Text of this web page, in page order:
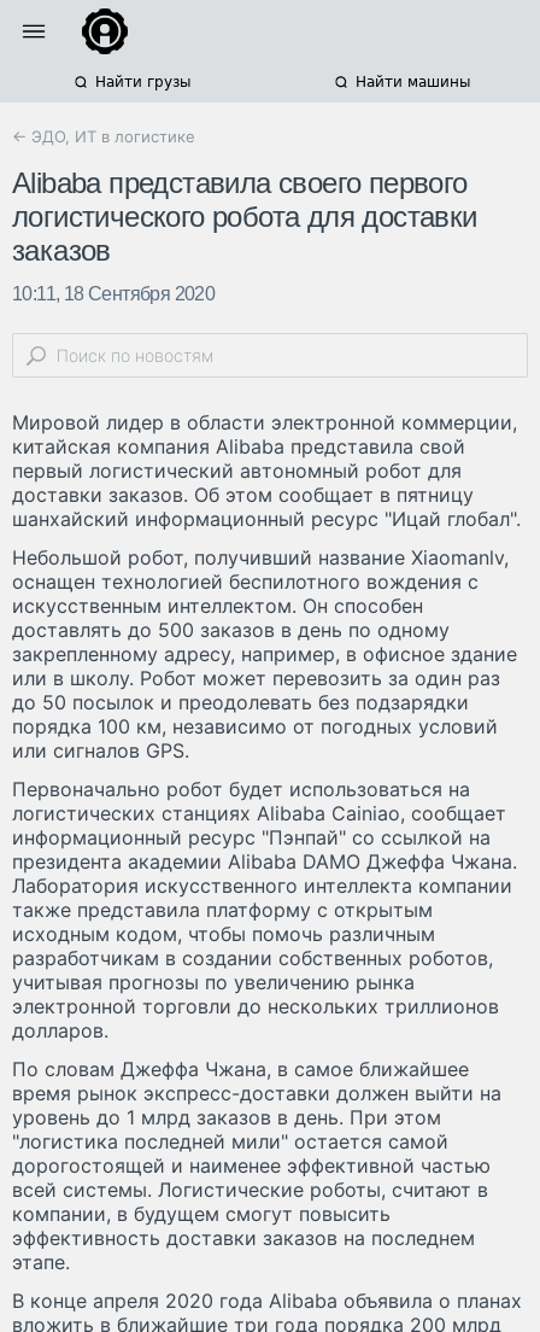
Найти грузы Найти машины
← ЭДО, ИТ в логистике
Alibaba представила своего первого
логистического робота для доставки
заказов
10:11, 18 Сентября 2020
Мировой лидер в области электронной коммерции,
китайская компания Alibaba представила свой
первый логистический автономный робот для
доставки заказов. Об этом сообщает в пятницу
шанхайский информационный ресурс "Ицай глобал".
Небольшой робот, получивший название Xiaomanlv,
оснащен технологией беспилотного вождения с
искусственным интеллектом. Он способен
доставлять до 500 заказов в день по одному
закрепленному адресу, например, в офисное здание
или в школу. Робот может перевозить за один раз
до 50 посылок и преодолевать без подзарядки
порядка 100 км, независимо от погодных условий
или сигналов GPS.
Первоначально робот будет использоваться на
логистических станциях Alibaba Cainiao, сообщает
информационный ресурс "Пэнпай" со ссылкой на
президента академии Alibaba DAMO Джеффа Чжана.
Лаборатория искусственного интеллекта компании
также представила платформу с открытым
исходным кодом, чтобы помочь различным
разработчикам в создании собственных роботов,
учитывая прогнозы по увеличению рынка
электронной торговли до нескольких триллионов
долларов.
По словам Джеффа Чжана, в самое ближайшее
время рынок экспресс-доставки должен выйти на
уровень до 1 млрд заказов в день. При этом
"логистика последней мили" остается самой
дорогостоящей и наименее эффективной частью
всей системы. Логистические роботы, считают в
компании, в будущем смогут повысить
эффективность доставки заказов на последнем
этапе.
В конце апреля 2020 года Alibaba объявила о планах
вложить в ближайшие три года порядка 200 млрд